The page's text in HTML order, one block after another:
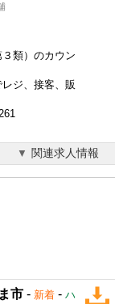
類）のカウン
ジ、接客、販
関連求人情報
市 - 新着 - ハ